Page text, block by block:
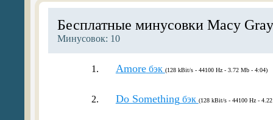
Бесплатные минусовки Macy Gray
Минусовок: 10
1. Amoreбэк (128 kBit/s - 44100 Hz - 3.72 Mb - 4:04)
2. Do Something бэк (128 kBit/s - 44100 Hz -